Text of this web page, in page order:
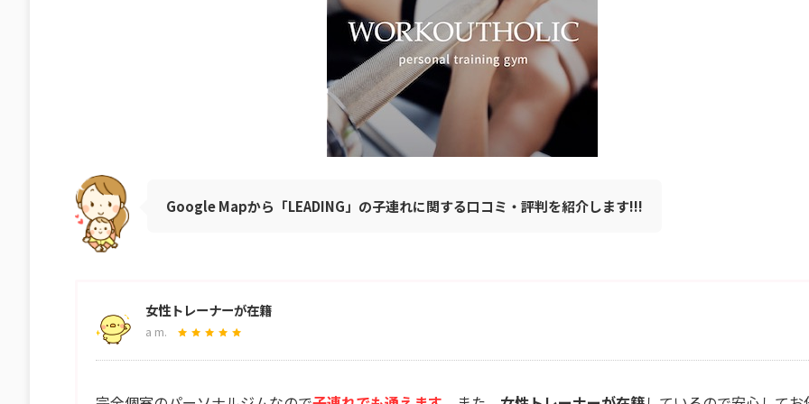
Google Mapから「LEADING」の子連れに関する口コミ・評判を紹介します!!!
女性トレーナーが在籍
a m.